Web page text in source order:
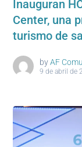
Inauguran
Center, una
turismo de
by AF
9 de abril de